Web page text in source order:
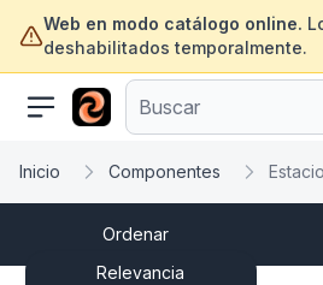
Web en modo catálogo online.
deshabilitados temporalmente.
ofertasinformatica.com
Inicio Componentes
Ordenar
Relevancia